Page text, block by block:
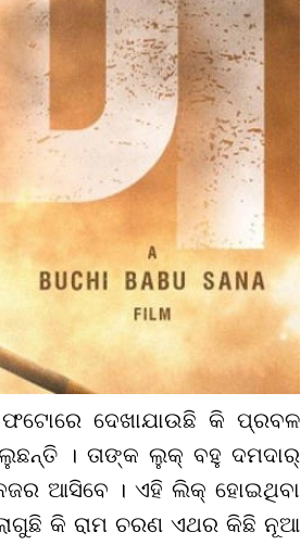
ଦେଖାଯାଉଛି କି ପ୍ରବଳ
। ତାଙ୍କ ଲୁକ୍ ବହୁ ଦମଦାର୍
ଆସିବେ । ଏହି ଲିକ୍ ହୋଇଥିବା
କି ରାମ ଚରଣ ଏଥର କିଛି ନୂଆ